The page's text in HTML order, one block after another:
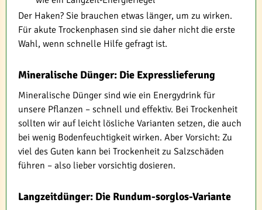
Der Haken? Sie brauchen etwas länger, um zu wirken.
Für akute Trockenphasen sind sie daher nicht die erste
Wahl, wenn schnelle Hilfe gefragt ist.
Mineralische Dünger: Die Expresslieferung
Mineralische Dünger sind wie ein Energydrink für
unsere Pflanzen – schnell und effektiv. Bei Trockenheit
sollten wir auf leicht lösliche Varianten setzen, die auch
bei wenig Bodenfeuchtigkeit wirken. Aber Vorsicht: Zu
viel des Guten kann bei Trockenheit zu Salzschäden
führen – also lieber vorsichtig dosieren.
Langzeitdünger: Die Rundum-sorglos-Variante